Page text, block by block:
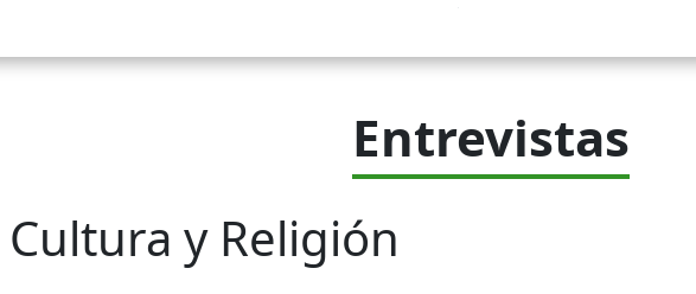
Entrevistas
y Religión